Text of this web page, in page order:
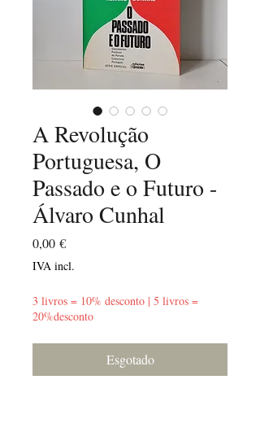
A Revolução
Portuguesa, O
Passado e o Futuro -
Álvaro Cunhal
0,00 €Preço
IVA incl.
3 livros = 10% desconto | 5 livros =
20%desconto
Esgotado